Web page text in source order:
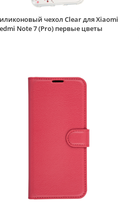
чехол Clear для Xiaomi
Note 7 (Pro) первые цветы